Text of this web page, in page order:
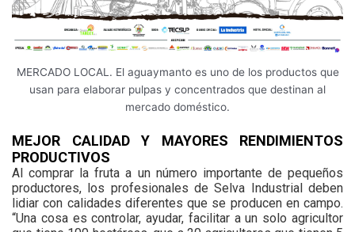
MERCADO LOCAL. El aguaymanto es uno de los productos que
usan para elaborar pulpas y concentrados que destinan al
mercado doméstico.
MEJOR CALIDAD Y MAYORES RENDIMIENTOS
PRODUCTIVOS
Al comprar la fruta a un número importante de pequeños
productores, los profesionales de Selva Industrial deben
lidiar con calidades diferentes que se producen en campo.
“Una cosa es controlar, ayudar, facilitar a un solo agricultor